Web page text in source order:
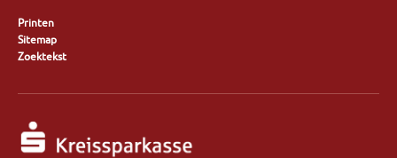
Printen
Sitemap
Zoektekst